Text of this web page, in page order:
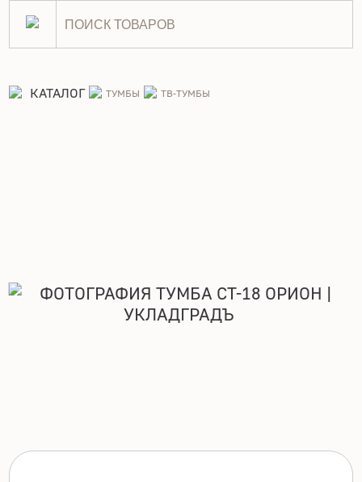
Тумба СТ-18 Орион
КАТАЛОГ ТУМБЫ ТВ-ТУМБЫ